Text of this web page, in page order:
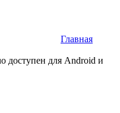
Главная
доступен для Android и